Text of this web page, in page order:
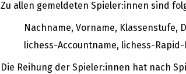
Zu allen gemeldeten Spieler:innen sind
Nachname, Vorname, Klassenstufe,
lichess-Accountname, lichess-
Die Reihung der Spieler:innen hat nach